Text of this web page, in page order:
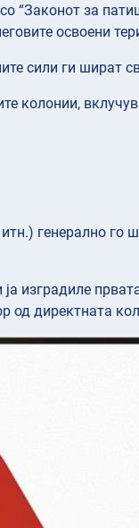
“Законот за
освоени
сили ги шират
колонии,
генерално го
изградиле
од директната